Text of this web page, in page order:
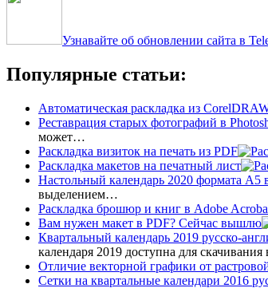
Узнавайте об обновлении сайта в
Популярные статьи:
Автоматическая раскладка из
Реставрация старых фотографий в
может…
Раскладка визиток на печать из PDF
Раскладка макетов на печатный лист
Настольный календарь 2020 формата А5
выделением…
Раскладка брошюр и книг в Adobe
Вам нужен макет в PDF? Сейчас вышлю
Квартальный календарь 2019 русско-
календаря 2019 доступна для
Отличие векторной графики от
Сетки на квартальные календари 2016